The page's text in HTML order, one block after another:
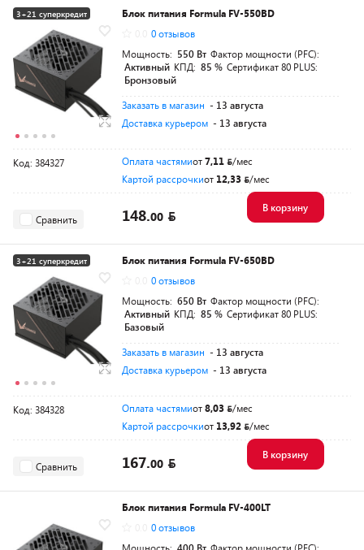
3+21 суперкредит
Разумная цена
Блок питания Formula FV-550BD
0 отзывов
Мощность: 550 Вт Фактор мощности (PFC):
Активный КПД: 85 % Сертификат 80 PLUS:
Бронзовый
Заказать в магазин - 13 августа
Доставка курьером - 13 августа
Код: 384327 Оплата частямиот7,11
/мес
Картой рассрочкиот 12,33 /мес
Сравнить 148.00
В корзину
3+21 суперкредит
Разумная цена
Блок питания Formula FV-650BD
0 отзывов
Мощность: 650 Вт Фактор мощности (PFC):
Активный КПД: 85 % Сертификат 80 PLUS:
Базовый
Заказать в магазин - 13 августа
Доставка курьером - 13 августа
Код: 384328 Оплата частямиот8,03
/мес
Картой рассрочкиот 13,92 /мес
Сравнить 167.00
В корзину
Блок питания Formula FV-400LT
0 отзывов